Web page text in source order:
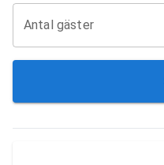
Antal gäster